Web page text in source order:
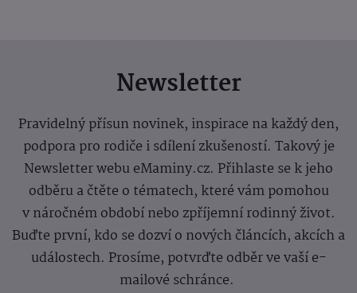
Newsletter
Pravidelný přísun novinek, inspirace na každý den,
podpora pro rodiče i sdílení zkušeností. Takový je
Newsletter webu eMaminy.cz. Přihlaste se k jeho
odběru a čtěte o tématech, které vám pomohou
v náročném období nebo zpříjemní rodinný život.
Buďte první, kdo se dozví o nových článcích, akcích a
událostech. Prosíme, potvrďte odběr ve vaší e-
mailové schránce.